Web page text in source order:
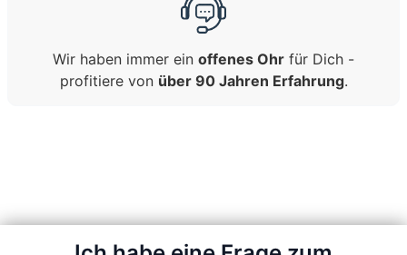
Wir haben immer ein offenes Ohr für Dich -
profitiere von über 90 Jahren Erfahrung.